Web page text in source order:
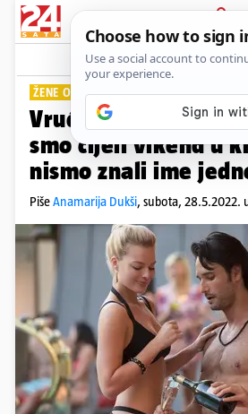
PRIJAVA
Lifestyle
ŽENE O SEKS AVANTURAMA
Vruća ljetna
smo cijeli vikend u
nismo znali ime
PišeAnamarija Dukši, subota, 28.5.2022.